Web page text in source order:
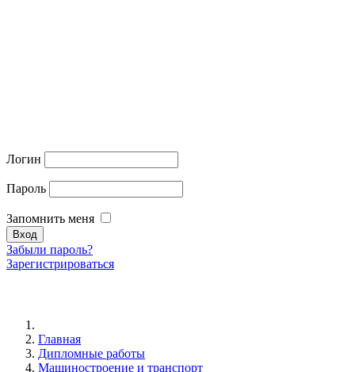
Логин
Пароль
Запомнить меня
Забыли пароль?
Зарегистрироваться
Главная
Дипломные работы
Машиностроение и транспорт